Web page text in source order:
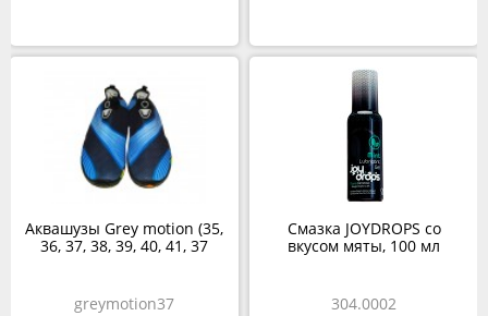
Аквашузы Grey motion (35,
36, 37, 38, 39, 40, 41, 37
greymotion37
Смазка JOYDROPS со
вкусом мяты, 100 мл
304.0002